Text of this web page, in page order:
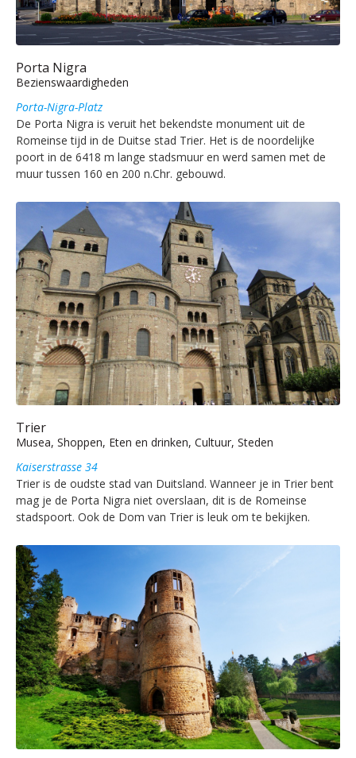
Porta Nigra
Bezienswaardigheden
Porta-Nigra-Platz
De Porta Nigra is veruit het bekendste monument uit de
Romeinse tijd in de Duitse stad Trier. Het is de noordelijke
poort in de 6418 m lange stadsmuur en werd samen met de
muur tussen 160 en 200 n.Chr. gebouwd.
Trier
Musea, Shoppen, Eten en drinken, Cultuur, Steden
Kaiserstrasse 34
Trier is de oudste stad van Duitsland. Wanneer je in Trier bent
mag je de Porta Nigra niet overslaan, dit is de Romeinse
stadspoort. Ook de Dom van Trier is leuk om te bekijken.